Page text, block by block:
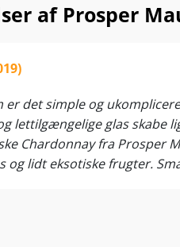
af Prosper
er det simple og
lettilgængelige glas skabe
Chardonnay fra Prosper
og lidt eksotiske frugter.